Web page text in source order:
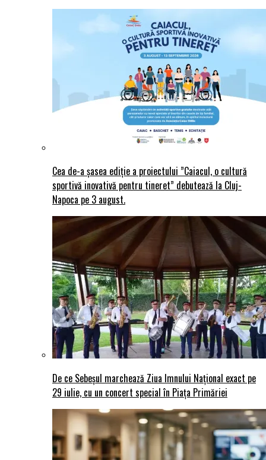
Cea de-a șasea ediție a proiectului ”Caiacul, o cultură
sportivă inovativă pentru tineret” debutează la Cluj-
Napoca pe 3 august.
De ce Sebeșul marchează Ziua Imnului Național exact pe
29 iulie, cu un concert special în Piața Primăriei